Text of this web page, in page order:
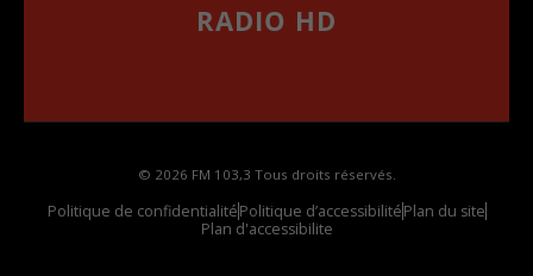
RADIO HD
© 2026 FM 103,3 Tous droits réservés.
Politique de confidentialitéPolitique d’accessibilitéPlan du site
Plan d'accessibilite